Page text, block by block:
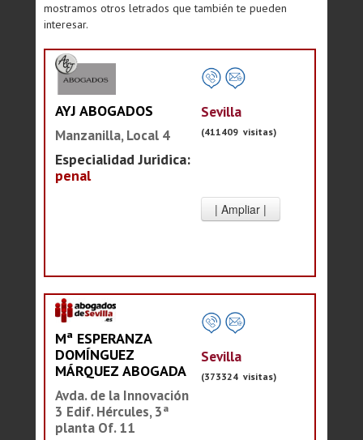
mostramos otros letrados que también te pueden
interesar.
AYJ ABOGADOS
Manzanilla, Local 4
Especialidad Juridica:
penal
Sevilla
(411409 visitas)
Mª ESPERANZA
DOMÍNGUEZ
MÁRQUEZ ABOGADA
Avda. de la Innovación
3 Edif. Hércules, 3ª
planta Of. 11
Sevilla
(373324 visitas)